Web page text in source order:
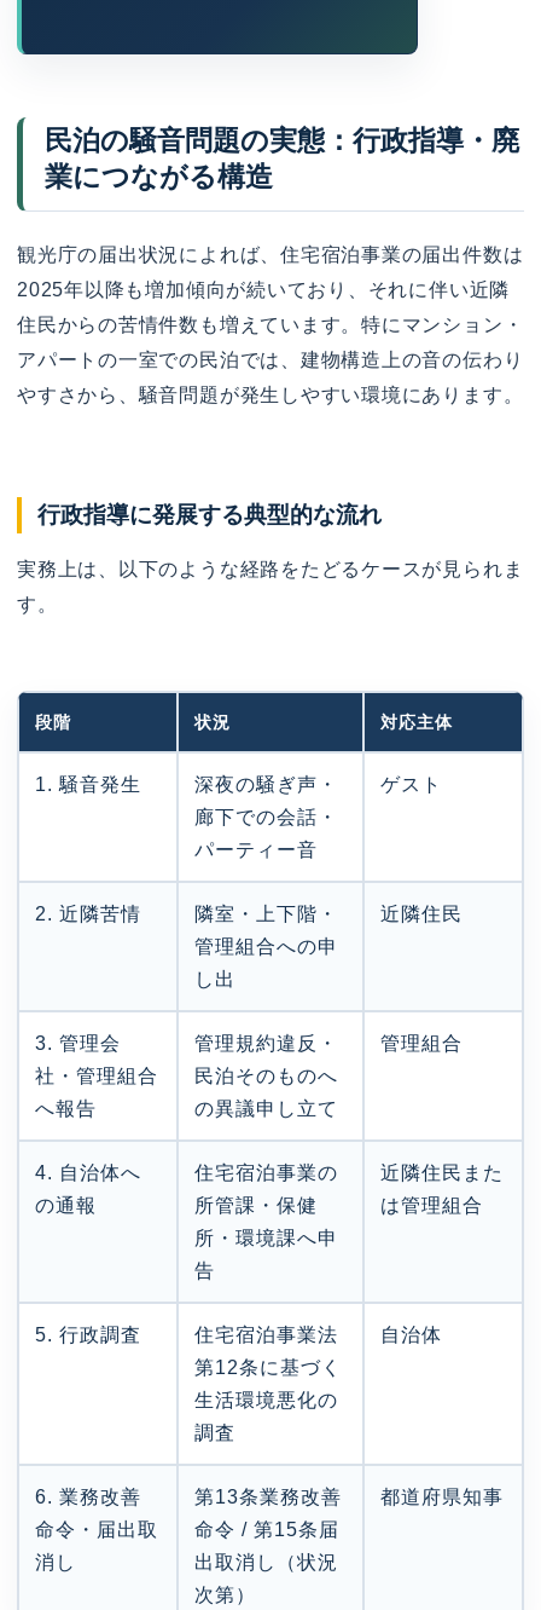
民泊の騒音問題の実態：行政指導・廃
業につながる構造
観光庁の届出状況によれば、住宅宿泊事業の届出件数は
2025年以降も増加傾向が続いており、それに伴い近隣
住民からの苦情件数も増えています。特にマンション・
アパートの一室での民泊では、建物構造上の音の伝わり
やすさから、騒音問題が発生しやすい環境にあります。
行政指導に発展する典型的な流れ
実務上は、以下のような経路をたどるケースが見られま
す。
段階 状況 対応主体
1. 騒音発生
深夜の騒ぎ声・
廊下での会話・
パーティー音
ゲスト
2. 近隣苦情
隣室・上下階・
管理組合への申
し出
近隣住民
3. 管理会
社・管理組合
へ報告
管理規約違反・
民泊そのものへ
の異議申し立て
管理組合
4. 自治体へ
の通報
住宅宿泊事業の
所管課・保健
所・環境課へ申
告
近隣住民また
は管理組合
5. 行政調査
住宅宿泊事業法
第12条に基づく
生活環境悪化の
調査
自治体
6. 業務改善
命令・届出取
消し
第13条業務改善
命令 / 第15条届
出取消し（状況
次第）
都道府県知事